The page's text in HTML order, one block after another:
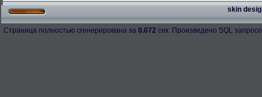
skin
Страница полностью сгенерирована за 0.072 сек. Произведено SQL